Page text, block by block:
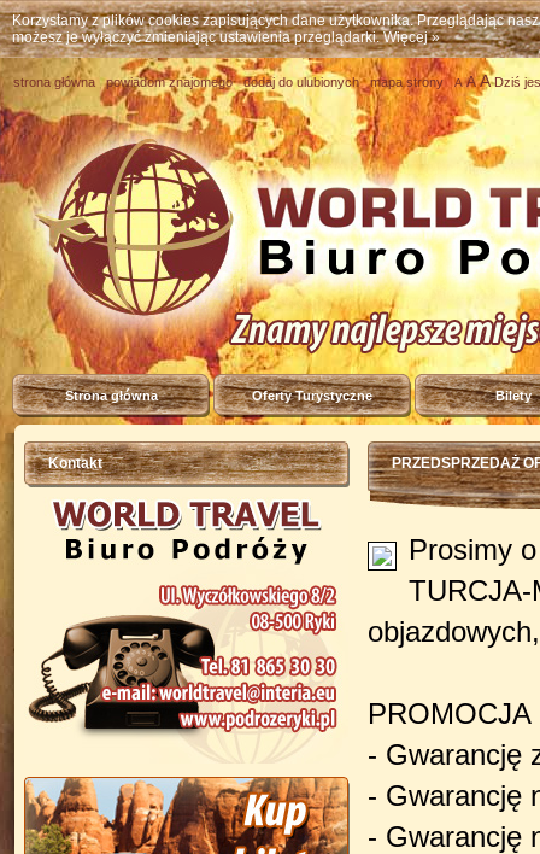
Korzystamy z plików cookies zapisujących dane użytkownika. Przeglądając
możesz je wyłączyć zmieniając ustawienia przeglądarki.Więcej »
strona główna powiadom znajomego dodaj do ulubionych mapa strony A A ADziś
Strona główna Oferty Turystyczne Bilety
Kontakt PRZEDSPRZEDAŻ
Prosimy
TURCJA-
- Gwarancję
- Gwarancję
- Gwarancję